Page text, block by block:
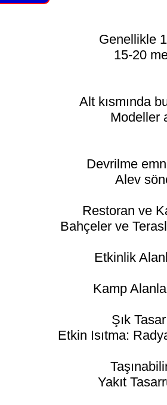
Genellikle
15-20
Alt kısmında
Modeller
Devrilme
Alev
Restoran ve
Bahçeler ve
Etkinlik
Kamp
Şık
Etkin Isıtma:
Yakıt